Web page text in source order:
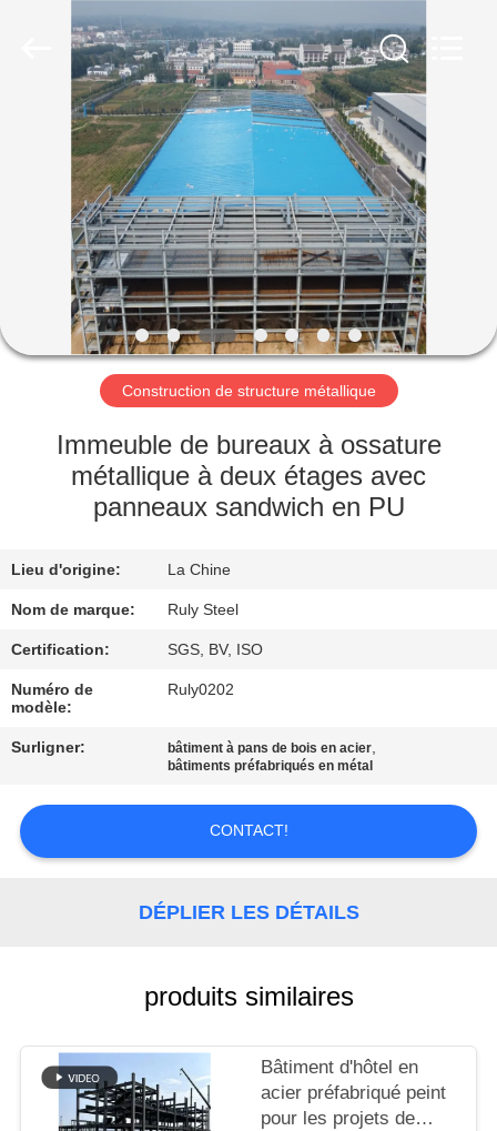
MAISON
PRODUITS
VIDÉOS
VR
SHOW
SUJET
VISITE
D'USINE
CONTRÔLE
DE
CONTACTEZ-
SOLUTION
DE
DÉFAUT
Construction de structure métallique
Immeuble de bureaux à ossature
métallique à deux étages avec
panneaux sandwich en PU
Lieu d'origine: La Chine
Nom de marque: Ruly Steel
Certification: SGS, BV, ISO
Numéro de
modèle:
Ruly0202
Surligner: bâtiment à pans de bois en acier,
bâtiments préfabriqués en métal
CONTACT!
DÉPLIER LES DÉTAILS
produits similaires
Bâtiment d'hôtel en
acier préfabriqué peint
pour les projets de